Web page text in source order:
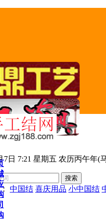
7日 7:21 星期五 农历丙午年(
中国结 喜庆用品 小中国结